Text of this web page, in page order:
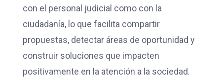
con el personal judicial como con la
ciudadanía, lo que facilita compartir
propuestas, detectar áreas de oportunidad y
construir soluciones que impacten
positivamente en la atención a la sociedad.